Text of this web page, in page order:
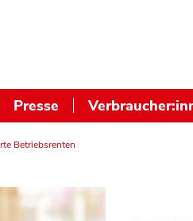
Presse
Betriebsrenten